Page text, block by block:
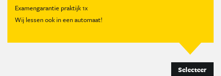
Examengarantie praktijk 1x
Wij lessen ook in een automaat!
Selecteer